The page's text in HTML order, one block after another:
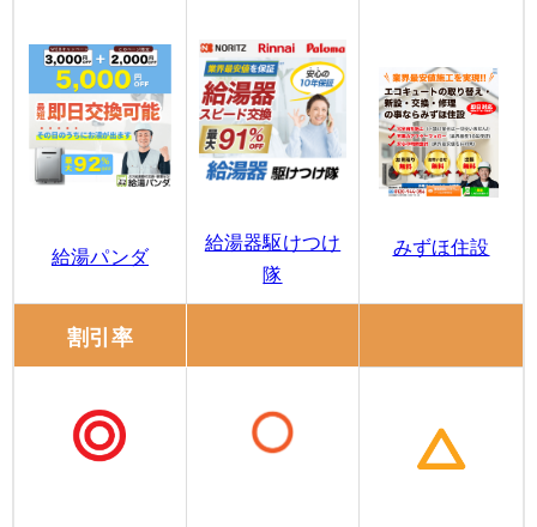
給湯パンダ
給湯器駆けつけ
隊
みずほ住設
割引率